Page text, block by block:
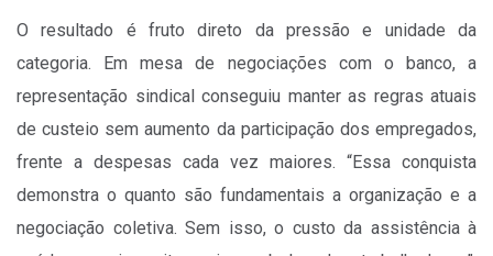
O resultado é fruto direto da pressão e unidade da
categoria. Em mesa de negociações com o banco, a
representação sindical conseguiu manter as regras atuais
de custeio sem aumento da participação dos empregados,
frente a despesas cada vez maiores. “Essa conquista
demonstra o quanto são fundamentais a organização e a
negociação coletiva. Sem isso, o custo da assistência à